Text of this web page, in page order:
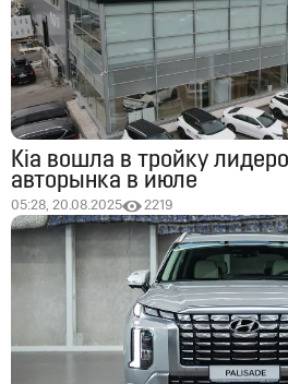
Kia вошла в тройку
авторынка в июле
05:28, 20.08.2025 2219